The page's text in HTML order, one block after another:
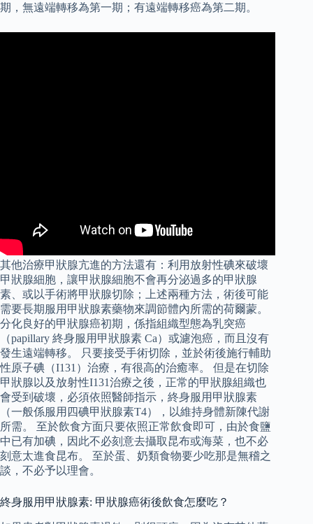
期，無遠端轉移為第一期；有遠端轉移癌為第二期。
其他治療甲狀腺亢進的方法還有：利用放射性碘來破壞
甲狀腺細胞，讓甲狀腺細胞不會再分泌過多的甲狀腺
素、或以手術將甲狀腺切除；上述兩種方法，術後可能
需要長期服用甲狀腺素藥物來調節體內所需的荷爾蒙。
分化良好的甲狀腺癌初期，係指組織型態為乳突癌
（papillary 終身服用甲狀腺素 Ca）或濾泡癌，而且沒有
發生遠端轉移。 只要接受手術切除，並於術後施行輔助
性原子碘（I131）治療，有很高的治癒率。 但是在切除
甲狀腺以及放射性I131治療之後，正常的甲狀腺組織也
會受到破壞，必須依照醫師指示，終身服用甲狀腺素
（一般係服用四碘甲狀腺素T4），以維持身體新陳代謝
所需。 至於飲食方面只要依照正常飲食即可，由於食鹽
中已有加碘，因此不必刻意去攝取昆布或海菜，也不必
刻意太進食昆布。 至於蛋、奶類食物要少吃那是無稽之
談，不必予以理會。
終身服用甲狀腺素: 甲狀腺癌術後飲食怎麼吃？